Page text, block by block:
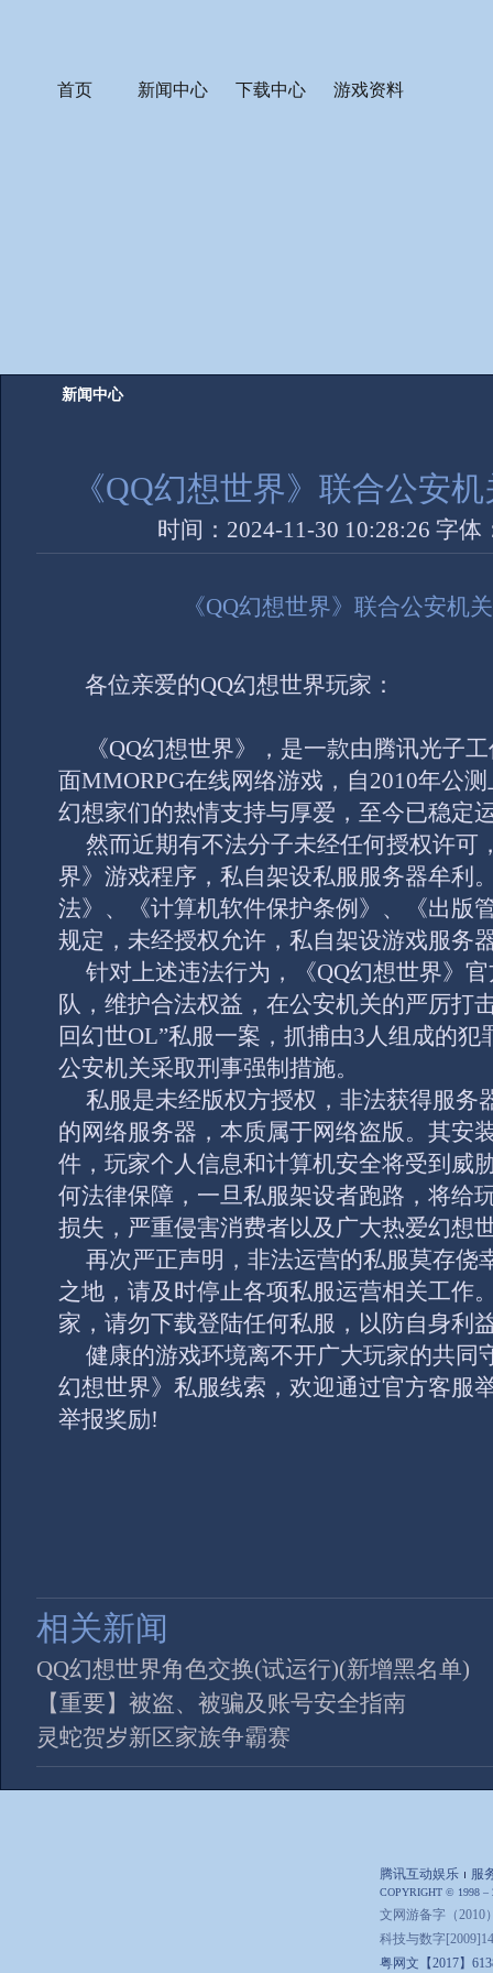
首页 新闻中心 下载中心 游戏资料
新闻中心
《QQ幻想世界》联合公安
时间：2024-11-30 10:28:26 字体
《QQ幻想世界》联合公安机
各位亲爱的QQ幻想世界玩家：
《QQ幻想世界》，是一款由腾讯光子
面MMORPG在线网络游戏，自2010年公
幻想家们的热情支持与厚爱，至今已稳定
然而近期有不法分子未经任何授权许可
界》游戏程序，私自架设私服服务器牟利
法》、《计算机软件保护条例》、《出版
规定，未经授权允许，私自架设游戏服务
针对上述违法行为，《QQ幻想世界》
队，维护合法权益，在公安机关的严厉打
回幻世OL”私服一案，抓捕由3人组成的犯
公安机关采取刑事强制措施。
私服是未经版权方授权，非法获得服务
的网络服务器，本质属于网络盗版。其安
件，玩家个人信息和计算机安全将受到威
何法律保障，一旦私服架设者跑路，将给
损失，严重侵害消费者以及广大热爱幻想
再次严正声明，非法运营的私服莫存侥
之地，请及时停止各项私服运营相关工作
家，请勿下载登陆任何私服，以防自身利
健康的游戏环境离不开广大玩家的共同
幻想世界》私服线索，欢迎通过官方客服
举报奖励!
相关新闻
QQ幻想世界角色交换(试运行)(新增黑名单)
【重要】被盗、被骗及账号安全指南
灵蛇贺岁新区家族争霸赛
腾讯互动娱乐 服
COPYRIGHT © 1998 –
文网游备字（2010
科技与数字
粤网文【2017】